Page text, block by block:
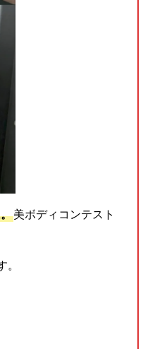
美ボディコンテスト